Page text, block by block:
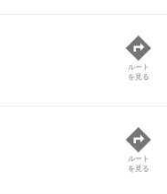
ルート
を見る
ルート
を見る